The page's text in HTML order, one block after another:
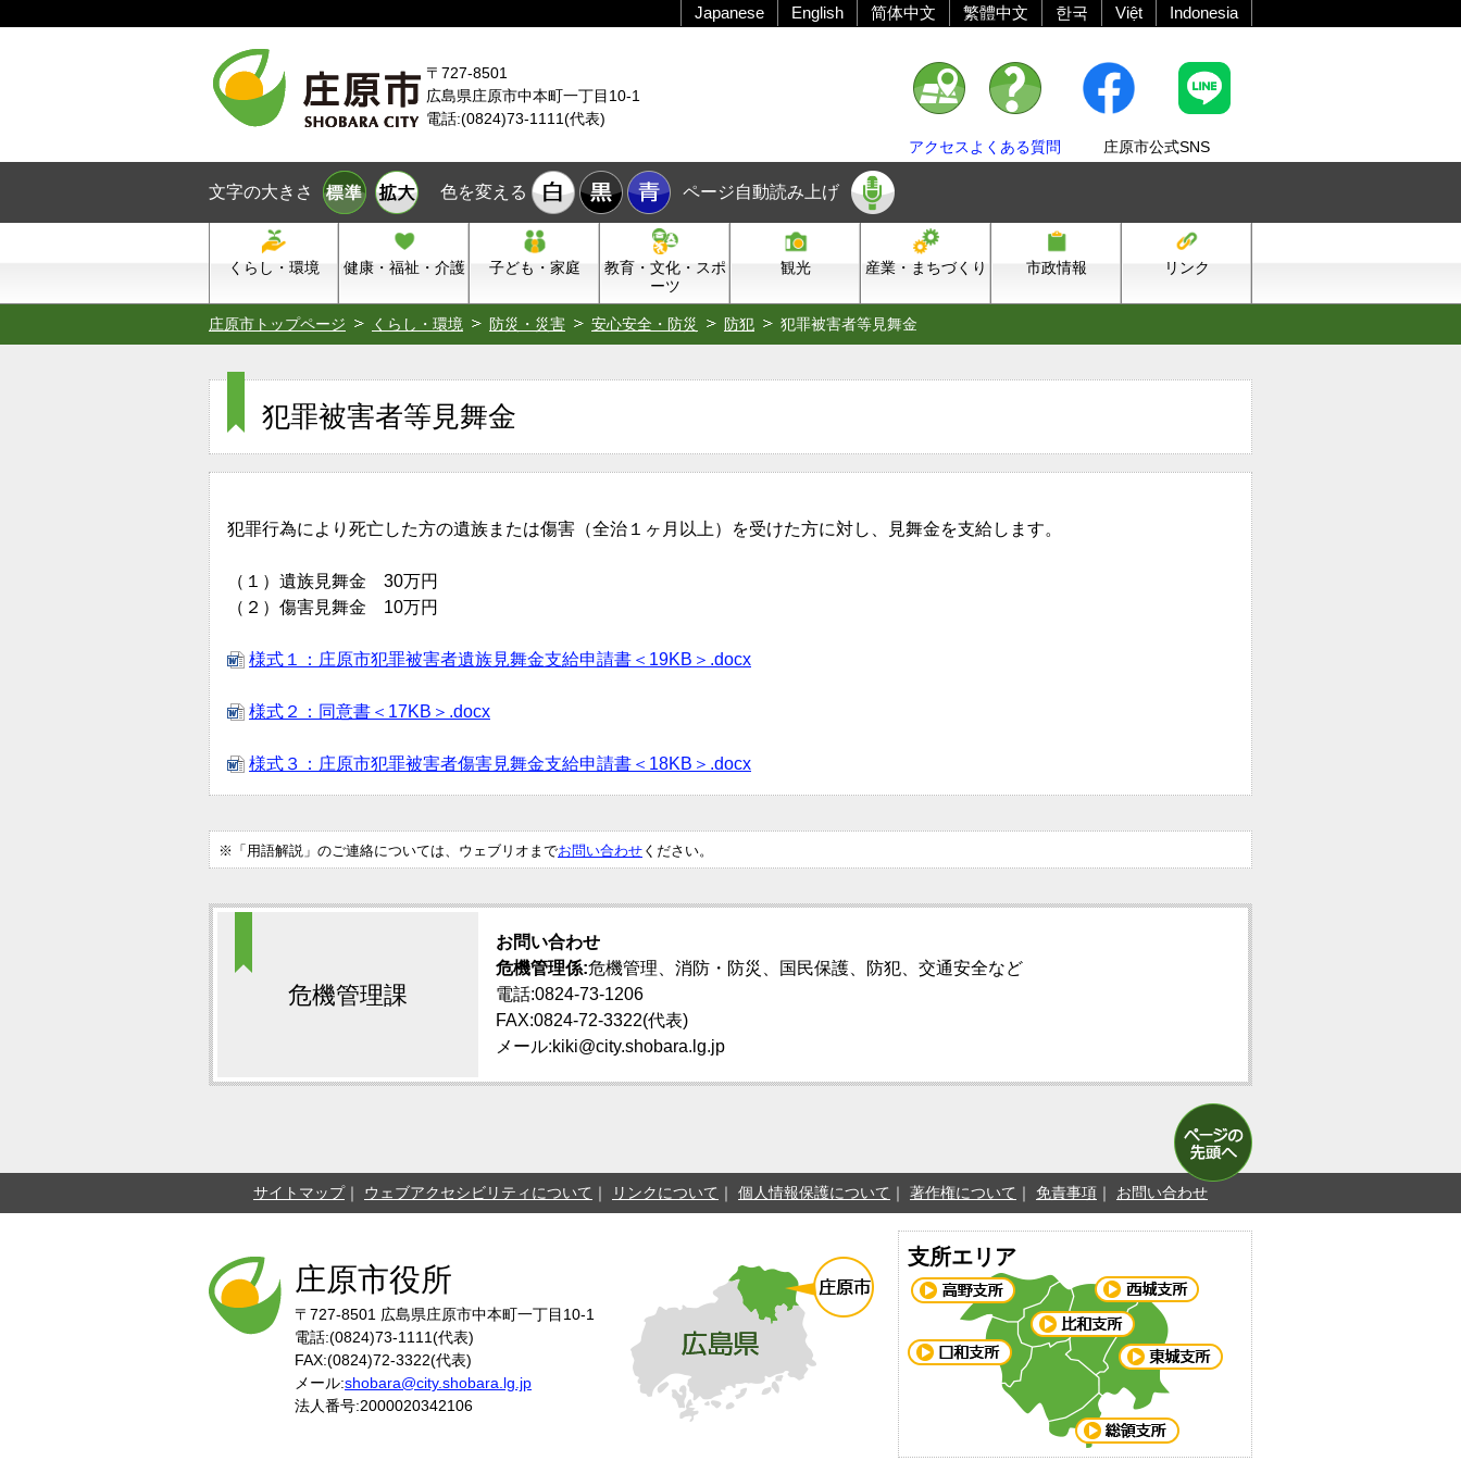
Japanese English 简体中文 繁體中文 한국 Việt Indonesia
〒727-8501
広島県庄原市中本町一丁目10-1
電話:(0824)73-1111(代表)
アクセス よくある質問 庄原市公式SNS
文字の大きさ 色を変える ページ自動読み上げ
くらし・環境 健康・福祉・介護 子ども・家庭
教育・文化・スポ
ーツ
観光 産業・まちづくり 市政情報 リンク
庄原市トップページ くらし・環境 防災・災害 安心安全・防災 防犯 犯罪被害者等見舞金
犯罪被害者等見舞金
犯罪行為により死亡した方の遺族または傷害（全治１ヶ月以上）を受けた方に対し、見舞金を支給します。
（１）遺族見舞金 30万円
（２）傷害見舞金 10万円
様式１：庄原市犯罪被害者遺族見舞金支給申請書＜19KB＞.docx
様式２：同意書＜17KB＞.docx
様式３：庄原市犯罪被害者傷害見舞金支給申請書＜18KB＞.docx
※「用語解説」のご連絡については、ウェブリオまでお問い合わせ ください。
危機管理課
お問い合わせ
危機管理係:危機管理、消防・防災、国民保護、防犯、交通安全など
電話:0824-73-1206
FAX:0824-72-3322(代表)
メール:kiki@city.shobara.lg.jp
サイトマップ ウェブアクセシビリティについて リンクについて 個人情報保護について 著作権について 免責事項 お問い合わせ
庄原市役所
〒727-8501 広島県庄原市中本町一丁目10-1
電話:(0824)73-1111(代表)
FAX:(0824)72-3322(代表)
メール:shobara@city.shobara.lg.jp
法人番号:2000020342106
支所エリア